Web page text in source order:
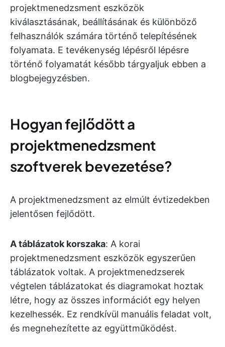
projektmenedzsment eszközök
kiválasztásának, beállításának és különböző
felhasználók számára történő telepítésének
folyamata. E tevékenység lépésről lépésre
történő folyamatát később tárgyaljuk ebben a
blogbejegyzésben.
Hogyan fejlődött a
projektmenedzsment
szoftverek bevezetése?
A projektmenedzsment az elmúlt évtizedekben
jelentősen fejlődött.
A táblázatok korszaka: A korai
projektmenedzsment eszközök egyszerűen
táblázatok voltak. A projektmenedzserek
végtelen táblázatokat és diagramokat hoztak
létre, hogy az összes információt egy helyen
kezelhessék. Ez rendkívül manuális feladat volt,
és megnehezítette az együttműködést.